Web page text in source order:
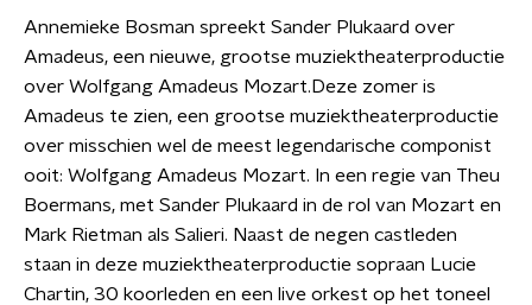
Annemieke Bosman spreekt Sander Plukaard over
Amadeus, een nieuwe, grootse muziektheaterproductie
over Wolfgang Amadeus Mozart.Deze zomer is
Amadeus te zien, een grootse muziektheaterproductie
over misschien wel de meest legendarische componist
ooit: Wolfgang Amadeus Mozart. In een regie van Theu
Boermans, met Sander Plukaard in de rol van Mozart en
Mark Rietman als Salieri. Naast de negen castleden
staan in deze muziektheaterproductie sopraan Lucie
Chartin, 30 koorleden en een live orkest op het toneel